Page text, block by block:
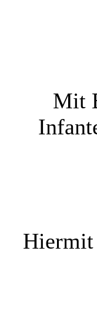
Mit
Hiermit